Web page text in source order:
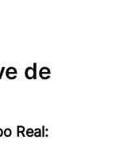
de
Real: